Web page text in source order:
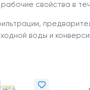
свойства в
воды и